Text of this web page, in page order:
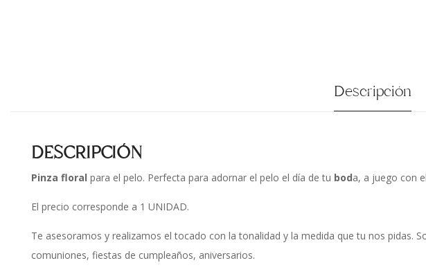
Descripción
DESCRIPCIÓN
Pinza floral para el pelo. Perfecta para adornar el pelo el día de tu boda, a juego con el
El precio corresponde a 1 UNIDAD.
Te asesoramos y realizamos el tocado con la tonalidad y la medida que tu nos pidas.
comuniones, fiestas de cumpleaños, aniversarios.